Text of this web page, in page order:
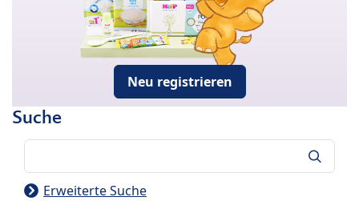
Neu registrieren
Suche
Erweiterte Suche